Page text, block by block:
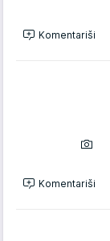
Komentariši
Komentariši